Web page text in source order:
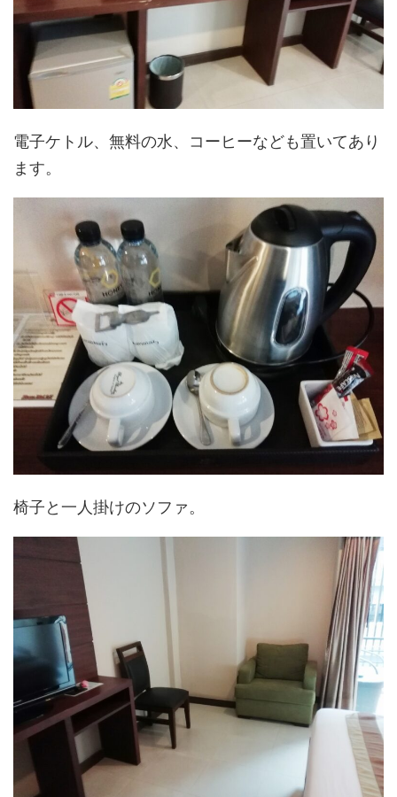
電子ケトル、無料の水、コーヒーなども置いてあり
ます。
椅子と一人掛けのソファ。